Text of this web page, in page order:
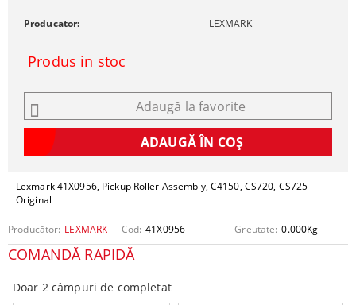
Lexmark 41X0956, Pickup Roller Assembly, C4150, CS720, CS725-
Original
Producător: LEXMARK Cod: 41X0956 Greutate: 0.000Kg
COMANDĂ RAPIDĂ
Doar 2 câmpuri de completat
Producator: LEXMARK
Produs in stoc
Adaugă la favorite